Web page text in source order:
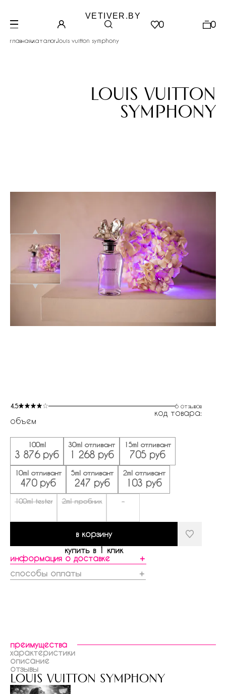
VETIVER.BY
0 0
главная.каталог.louis vuitton symphony
louis vuitton
symphony
4.5 6 отзывов
код товара:
объем
100ml
3 876 руб
30ml отливант
1 268 руб
15ml отливант
705 руб
10ml отливант
470 руб
5ml отливант
247 руб
2ml отливант
103 руб
100ml tester 2ml пробник -
в корзину
купить в 1 клик
информация о доставке
＋
способы оплаты
＋
преимущества
характеристики
описание
отзывы
louis vuitton symphony